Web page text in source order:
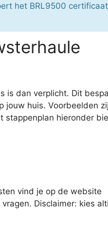
het BRL9500
is dan verplicht. Dit
jouw huis. Voorbeelden
stappenplan hieronder
vind je op de website
Disclaimer: kies